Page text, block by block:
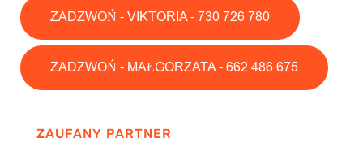
ZADZWOŃ - VIKTORIA - 730 726 780
ZADZWOŃ - MAŁGORZATA - 662 486 675
ZAUFANY PARTNER